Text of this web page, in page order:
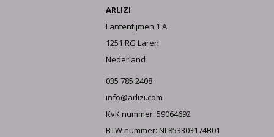
ARLIZI
Lantentijmen 1 A
1251 RG Laren
Nederland
035 785 2408
info@arlizi.com
KvK nummer: 59064692
BTW nummer: NL853303174B01